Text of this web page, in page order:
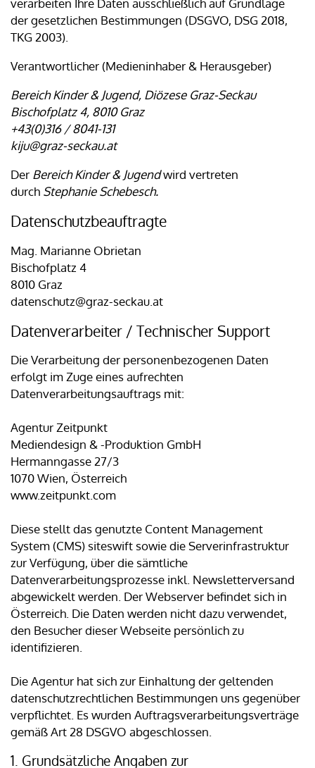
verarbeiten Ihre Daten ausschließlich auf Grundlage
der gesetzlichen Bestimmungen (DSGVO, DSG 2018,
TKG 2003).
Verantwortlicher (Medieninhaber & Herausgeber)
Bereich Kinder & Jugend, Diözese Graz-Seckau
Bischofplatz 4, 8010 Graz
+43(0)316 / 8041-131
kiju@graz-seckau.at
Der Bereich Kinder & Jugendwird vertreten
durch Stephanie Schebesch.
Datenschutzbeauftragte
Mag. Marianne Obrietan
Bischofplatz 4
8010 Graz
datenschutz@graz-seckau.at
Datenverarbeiter / Technischer Support
Die Verarbeitung der personenbezogenen Daten
erfolgt im Zuge eines aufrechten
Datenverarbeitungsauftrags mit:
Agentur Zeitpunkt
Mediendesign & -Produktion GmbH
Hermanngasse 27/3
1070 Wien, Österreich
www.zeitpunkt.com
Diese stellt das genutzte Content Management
System (CMS) siteswift sowie die Serverinfrastruktur
zur Verfügung, über die sämtliche
Datenverarbeitungsprozesse inkl. Newsletterversand
abgewickelt werden. Der Webserver befindet sich in
Österreich. Die Daten werden nicht dazu verwendet,
den Besucher dieser Webseite persönlich zu
identifizieren.
Die Agentur hat sich zur Einhaltung der geltenden
datenschutzrechtlichen Bestimmungen uns gegenüber
verpflichtet. Es wurden Auftragsverarbeitungsverträge
gemäß Art 28 DSGVO abgeschlossen.
1. Grundsätzliche Angaben zur